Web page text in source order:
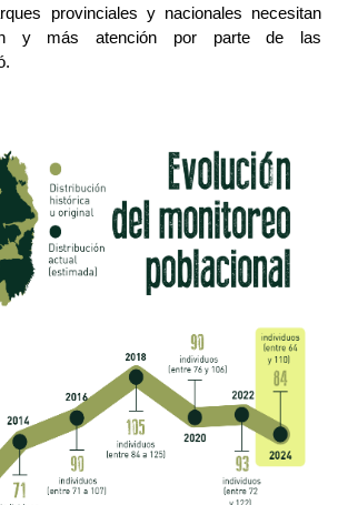
provinciales y nacionales
necesitan
y más atención por parte de las